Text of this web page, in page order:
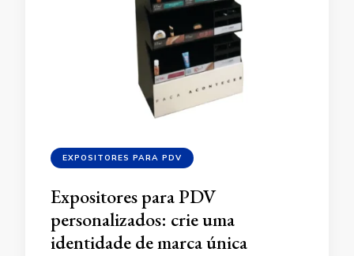
EXPOSITORES PARA PDV
Expositores para PDV
personalizados: crie uma
identidade de marca única